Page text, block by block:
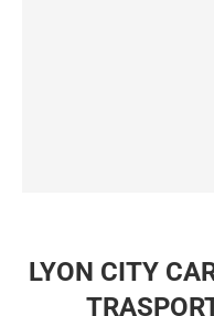
LYON CITY